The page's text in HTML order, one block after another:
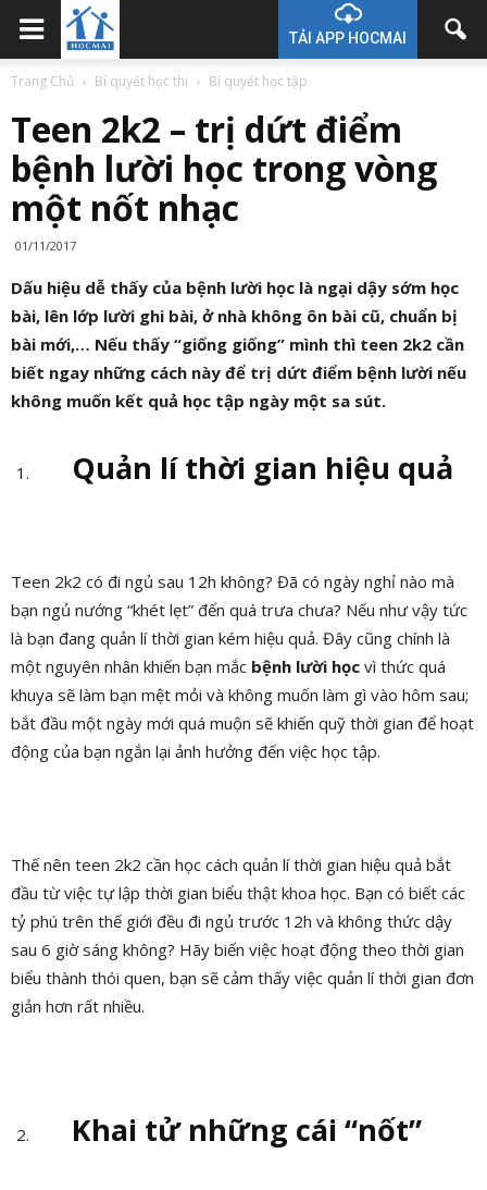
TẢI APP HOCMAI
Trang Chủ Bí quyết học thi Bí quyết học tập
Teen 2k2 – trị dứt điểm
bệnh lười học trong vòng
một nốt nhạc
01/11/2017
Dấu hiệu dễ thấy của bệnh lười học là ngại dậy sớm học
bài, lên lớp lười ghi bài, ở nhà không ôn bài cũ, chuẩn bị
bài mới,… Nếu thấy “giống giống” mình thì teen 2k2 cần
biết ngay những cách này để trị dứt điểm bệnh lười nếu
không muốn kết quả học tập ngày một sa sút.
Quản lí thời gian hiệu quả
Teen 2k2 có đi ngủ sau 12h không? Đã có ngày nghỉ nào mà
bạn ngủ nướng “khét lẹt” đến quá trưa chưa? Nếu như vậy tức
là bạn đang quản lí thời gian kém hiệu quả. Đây cũng chính là
một nguyên nhân khiến bạn mắc bệnh lười học vì thức quá
khuya sẽ làm bạn mệt mỏi và không muốn làm gì vào hôm sau;
bắt đầu một ngày mới quá muộn sẽ khiến quỹ thời gian để hoạt
động của bạn ngắn lại ảnh hưởng đến việc học tập.
Thế nên teen 2k2 cần học cách quản lí thời gian hiệu quả bắt
đầu từ việc tự lập thời gian biểu thật khoa học. Bạn có biết các
tỷ phú trên thế giới đều đi ngủ trước 12h và không thức dậy
sau 6 giờ sáng không? Hãy biến việc hoạt động theo thời gian
biểu thành thói quen, bạn sẽ cảm thấy việc quản lí thời gian đơn
giản hơn rất nhiều.
Khai tử những cái “nốt”